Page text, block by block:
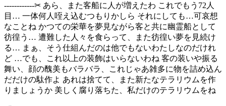
------------‪✂︎ あら、また客船に人が増えたわ これでもう72人
目… 一体何人咥え込むつもりかしら それにしても…可哀想
なことね かつての栄華を夢見ながら客と共に幽霊船として
彷徨う… 遭難した人々を食らって、また彷徨い夢を見続け
る… まぁ、そう仕組んだのは他でもないわたしなのだけれ
ど …でも、これ以上の装飾はいらないわね 客の装いや振る
舞い、顔の醜美もバラバラ、これじゃあ雑多に物を詰め込ん
だだけの駄作よ あれは捨てて、また新たなテラリウムを作
りましょうか 美しく腐り落ちた、私だけのテラリウムをね